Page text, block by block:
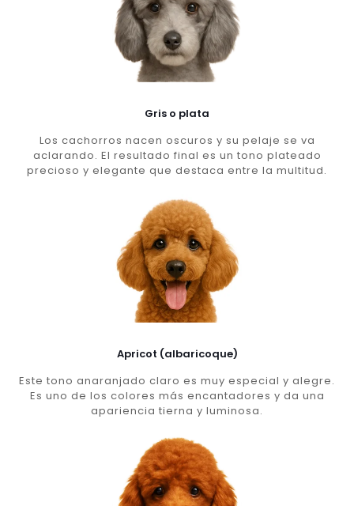
Gris o plata
Los cachorros nacen oscuros y su pelaje se va
aclarando. El resultado final es un tono plateado
precioso y elegante que destaca entre la multitud.
Apricot (albaricoque)
Este tono anaranjado claro es muy especial y alegre.
Es uno de los colores más encantadores y da una
apariencia tierna y luminosa.